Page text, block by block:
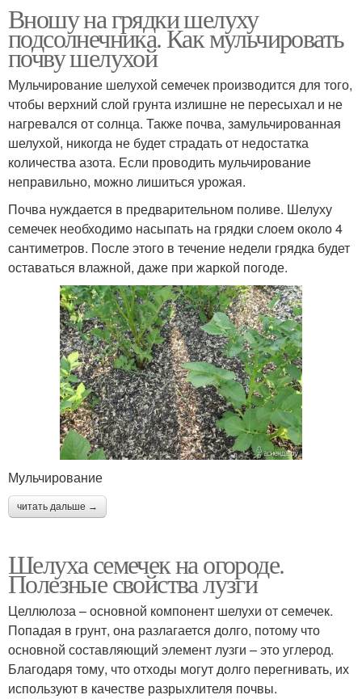
Вношу на грядки шелуху
подсолнечника. Как мульчировать
почву шелухой
Мульчирование шелухой семечек производится для того,
чтобы верхний слой грунта излишне не пересыхал и не
нагревался от солнца. Также почва, замульчированная
шелухой, никогда не будет страдать от недостатка
количества азота. Если проводить мульчирование
неправильно, можно лишиться урожая.
Почва нуждается в предварительном поливе. Шелуху
семечек необходимо насыпать на грядки слоем около 4
сантиметров. После этого в течение недели грядка будет
оставаться влажной, даже при жаркой погоде.
Мульчирование
читать дальше →
Шелуха семечек на огороде.
Полезные свойства лузги
Целлюлоза – основной компонент шелухи от семечек.
Попадая в грунт, она разлагается долго, потому что
основной составляющий элемент лузги – это углерод.
Благодаря тому, что отходы могут долго перегнивать, их
используют в качестве разрыхлителя почвы.